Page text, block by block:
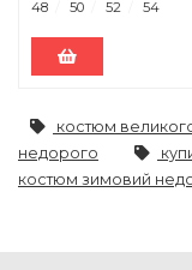
48 50 52 54
костюм
недорого
костюм зимовий